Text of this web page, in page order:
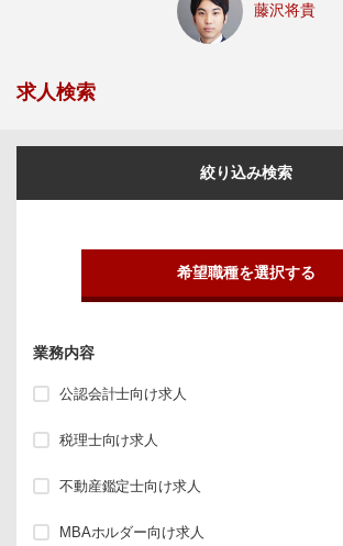
藤沢将貴
求人検索
絞り込み検索
希望職種を選択する
業務内容
公認会計士向け求人
税理士向け求人
不動産鑑定士向け求人
MBAホルダー向け求人